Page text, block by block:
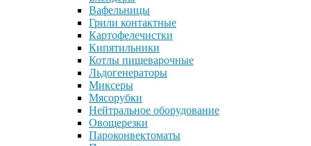
Вафельницы
Грили контактные
Картофелечистки
Кипятильники
Котлы пищеварочные
Льдогенераторы
Миксеры
Мясорубки
Нейтральное оборудование
Овощерезки
Пароконвектоматы